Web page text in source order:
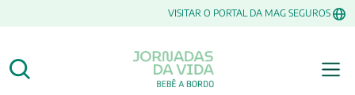
VISITAR O PORTAL DA MAG SEGUROS